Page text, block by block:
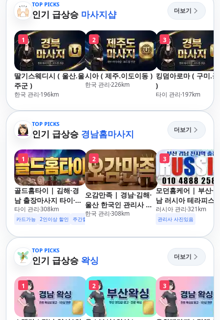
마사지 홈케어 홈타이
TOP PICKS
인기 급상승 마사지샵 더보기
1
딸기스웨디시 ( 울산.울
주군 )
한국 관리 196km
2
시아 ( 제주.이도이동 )
한국 관리 226km
3
킹덤아로마 ( 구미.
)
타이 관리 197km
TOP PICKS
인기 급상승 경남홈마사지 더보기
1
골드홈타이 | 김해·경
남 출장마사지 타이·아
로마·스웨디시
타이 관리 308km
카드가능 2인이상 할인 주간할인 군인할인
2
오감만족 | 경남·김해·
울산 한국인 관리사 출
장마사지
한국 관리 308km
3
모던홈케어 | 부산·경
남 러시아 테라피스
방문 마사지
러시아 관리 321km
관리사 사진있음
TOP PICKS
인기 급상승 왁싱 더보기
1 2 3